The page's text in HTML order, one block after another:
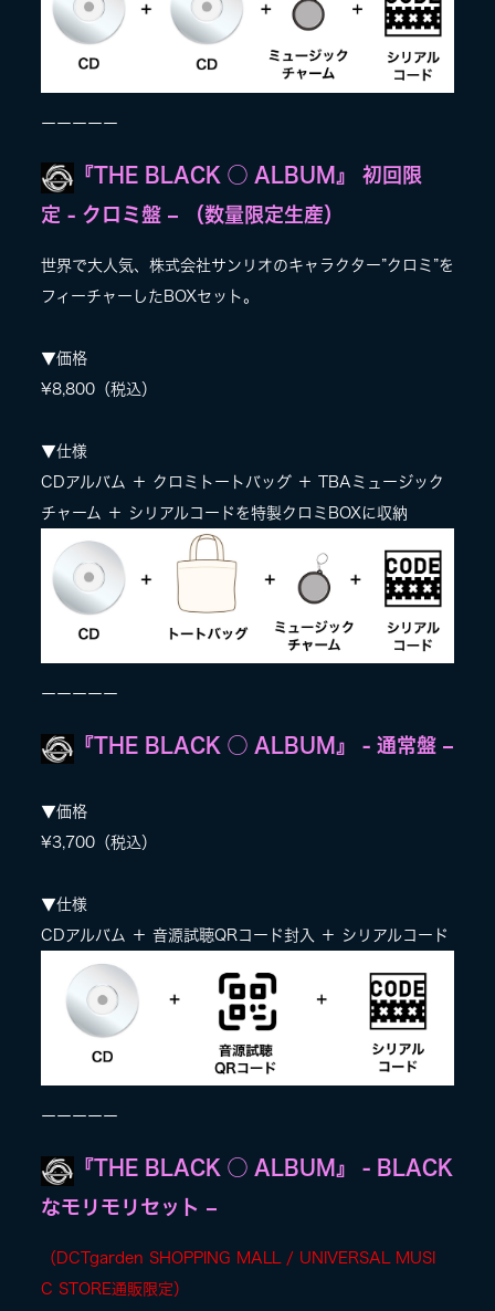
ーーーーー
『THE BLACK ◯ ALBUM』 初回限
定 - クロミ盤 – （数量限定生産）
世界で大人気、株式会社サンリオのキャラクター”クロミ”を
フィーチャーしたBOXセット。
▼価格
¥8,800（税込）
▼仕様
CDアルバム ＋ クロミトートバッグ ＋ TBAミュージック
チャーム ＋ シリアルコードを特製クロミBOXに収納
ーーーーー
『THE BLACK ◯ ALBUM』 - 通常盤 –
▼価格
¥3,700（税込）
▼仕様
CDアルバム ＋ 音源試聴QRコード封入 ＋ シリアルコード
ーーーーー
『THE BLACK ◯ ALBUM』 - BLACK
なモリモリセット –
（DCTgarden SHOPPING MALL / UNIVERSAL MUSI
C STORE通販限定）